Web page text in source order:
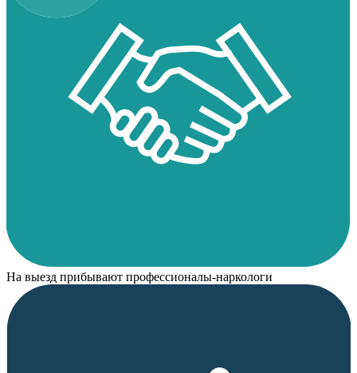
На выезд прибывают профессионалы-наркологи